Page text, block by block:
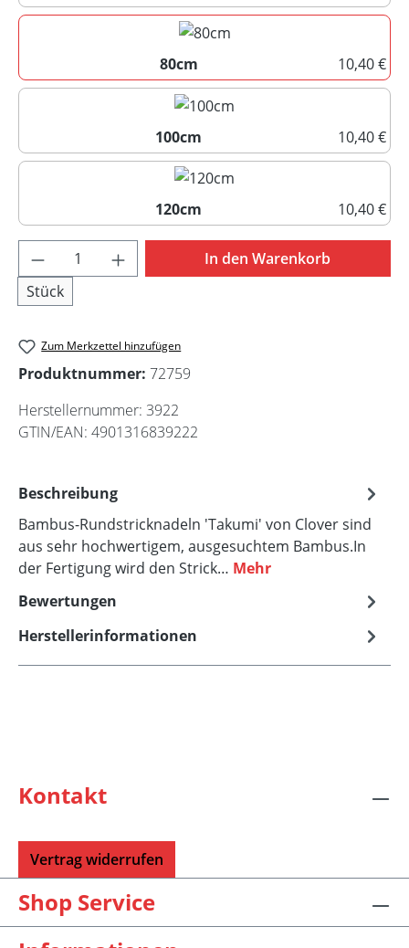
60cm
80cm
10,40 €
80cm
100cm
10,40 €
100cm
120cm
10,40 €
120cm
Produkt Anzahl: Gib den gewünschten
Stück
In den Warenkorb
Zum Merkzettel hinzufügen
Produktnummer: 72759
Herstellernummer: 3922
GTIN/EAN: 4901316839222
Beschreibung
Bambus-Rundstricknadeln 'Takumi' von Clover sind
aus sehr hochwertigem, ausgesuchtem Bambus.In
der Fertigung wird den Strick… Mehr
Bewertungen
Herstellerinformationen
Kontakt
Vertrag widerrufen
Shop Service